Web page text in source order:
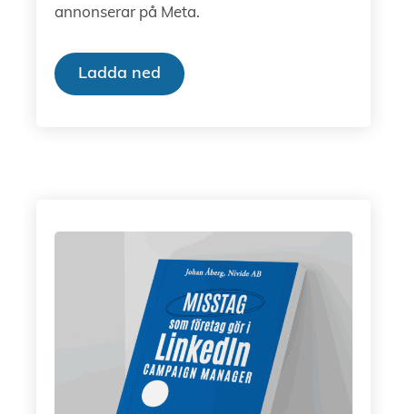
annonserar på Meta.
Ladda ned